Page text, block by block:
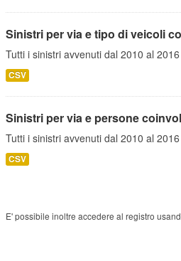
Sinistri per via e tipo di veicoli
Tutti i sinistri avvenuti dal 2010 al
CSV
Sinistri per via e persone
Tutti i sinistri avvenuti dal 2010 al
CSV
E' possibile inoltre accedere al registro